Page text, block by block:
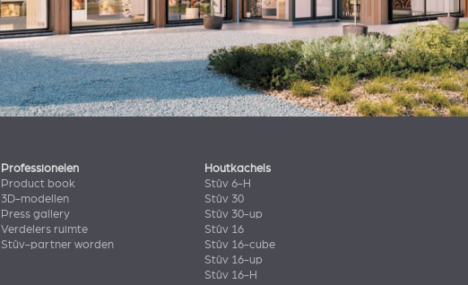
Professionelen
Product book
3D-modellen
Press gallery
Verdelers ruimte
Stûv-partner worden
Houtkachels
Stûv 6-H
Stûv 30
Stûv 30-up
Stûv 16
Stûv 16-cube
Stûv 16-up
Stûv 16-H